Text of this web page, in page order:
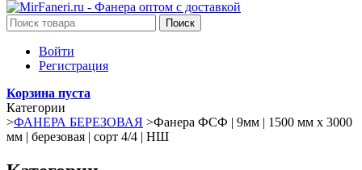
Поиск
Войти
Регистрация
Корзина пуста
Категории
>ФАНЕРА БЕРЕЗОВАЯ >Фанера ФСФ | 9мм | 1500 мм х 3000
мм | березовая | сорт 4/4 | НШ